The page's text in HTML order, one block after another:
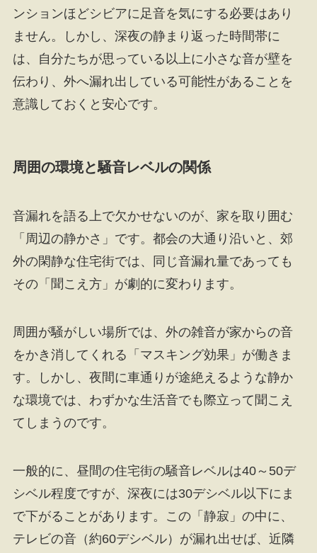
ンションほどシビアに足音を気にする必要はあり
ません。しかし、深夜の静まり返った時間帯に
は、自分たちが思っている以上に小さな音が壁を
伝わり、外へ漏れ出している可能性があることを
意識しておくと安心です。
周囲の環境と騒音レベルの関係
音漏れを語る上で欠かせないのが、家を取り囲む
「周辺の静かさ」です。都会の大通り沿いと、郊
外の閑静な住宅街では、同じ音漏れ量であっても
その「聞こえ方」が劇的に変わります。
周囲が騒がしい場所では、外の雑音が家からの音
をかき消してくれる「マスキング効果」が働きま
す。しかし、夜間に車通りが途絶えるような静か
な環境では、わずかな生活音でも際立って聞こえ
てしまうのです。
一般的に、昼間の住宅街の騒音レベルは40～50デ
シベル程度ですが、深夜には30デシベル以下にま
で下がることがあります。この「静寂」の中に、
テレビの音（約60デシベル）が漏れ出せば、近隣